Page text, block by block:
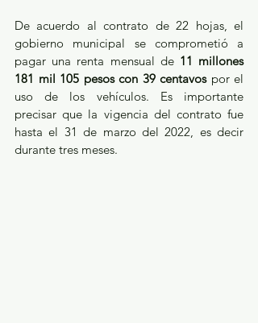
De acuerdo al contrato de 22 hojas, el
gobierno municipal se comprometió a
pagar una renta mensual de 11 millones
181 mil 105 pesos con 39 centavos por el
uso de los vehículos. Es importante
precisar que la vigencia del contrato fue
hasta el 31 de marzo del 2022, es decir
durante tres meses.